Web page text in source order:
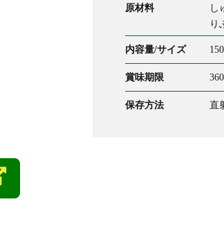
原材料
し
り
内容量/サイズ
賞味期限
保存方法 直